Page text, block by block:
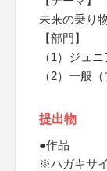
未来の乗り
【部門】
（1）ジュ
（2）一般
提出物
●作品
※ハガキサ